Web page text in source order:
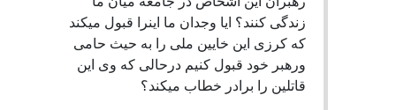
زندگی کنند؟ ایا وجدان ما اینرا قبول میکند
که کرزی این خایین ملی را به حیث حامی
ورهبر خود قبول کنیم درحالی که وی این
قاتلین را برادر خطاب میکند؟